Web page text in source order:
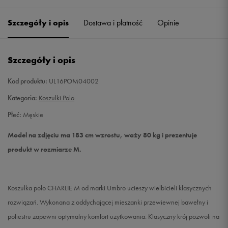
L Powiadom o dostępności
Szczegóły i opis Dostawa i płatność Opinie
Szczegóły i opis
Kod produktu: UL16POM04002
Kategoria: Koszulki Polo
Płeć: Męskie
Model na zdjęciu ma 183 cm wzrostu, waży 80 kg i prezentuje
produkt w rozmiarze M.
Koszulka polo CHARLIE M od marki Umbro ucieszy wielbicieli klasycznych
rozwiązań. Wykonana z oddychającej mieszanki przewiewnej bawełny i
poliestru zapewni optymalny komfort użytkowania. Klasyczny krój pozwoli na